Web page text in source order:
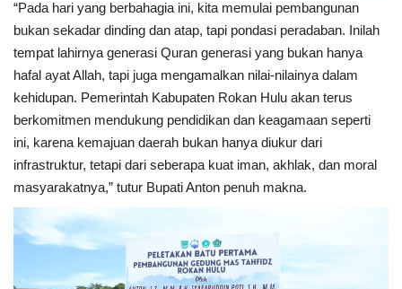
“Pada hari yang berbahagia ini, kita memulai pembangunan
bukan sekadar dinding dan atap, tapi pondasi peradaban. Inilah
tempat lahirnya generasi Quran generasi yang bukan hanya
hafal ayat Allah, tapi juga mengamalkan nilai-nilainya dalam
kehidupan. Pemerintah Kabupaten Rokan Hulu akan terus
berkomitmen mendukung pendidikan dan keagamaan seperti
ini, karena kemajuan daerah bukan hanya diukur dari
infrastruktur, tetapi dari seberapa kuat iman, akhlak, dan moral
masyarakatnya,” tutur Bupati Anton penuh makna.